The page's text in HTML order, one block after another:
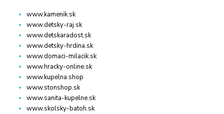
www.kamenik.sk
www.detsky-raj.sk
www.detskaradost.sk
www.detsky-hrdina.sk
www.domaci-milacik.sk
www.hracky-online.sk
www.kupelna.shop
www.stonshop.sk
www.sanita-kupelne.sk
www.skolsky-batoh.sk